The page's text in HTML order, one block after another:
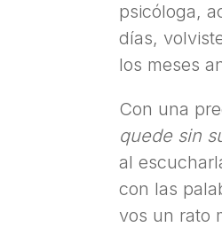
psicóloga,
días,
los meses
Con una
quede sin
al
con las
vos un rato